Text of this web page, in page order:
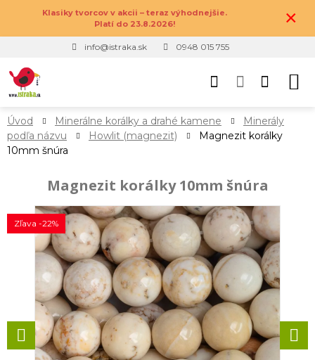
Klasiky tvorcov v akcii – teraz výhodnejšie.
Platí do 23.8.2026!
×
info@istraka.sk 0948 015 755
Úvod Minerálne korálky a drahé kamene
Minerály
podľa názvu
Howlit (magnezit)
Magnezit korálky
10mm šnúra
Magnezit korálky 10mm šnúra
Zľava -22%